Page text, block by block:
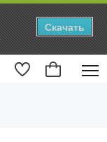
Скачать